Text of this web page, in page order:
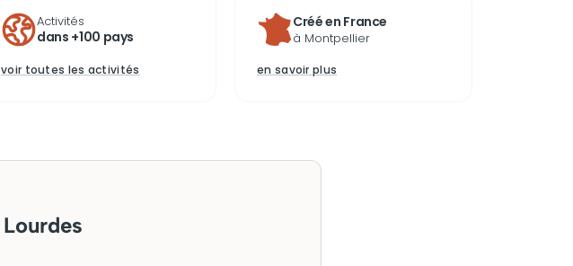
Activités
dans +100 pays
voir toutes les activités
Créé en France
à Montpellier
en savoir plus